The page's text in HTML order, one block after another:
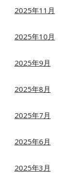
2025年11月
2025年10月
2025年9月
2025年8月
2025年7月
2025年6月
2025年3月